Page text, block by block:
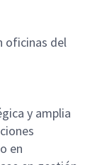
oficinas del
y amplia
en